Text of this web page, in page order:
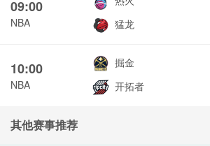
09:00
NBA
猛龙
10:00
NBA
掘金
开拓者
其他赛事推荐